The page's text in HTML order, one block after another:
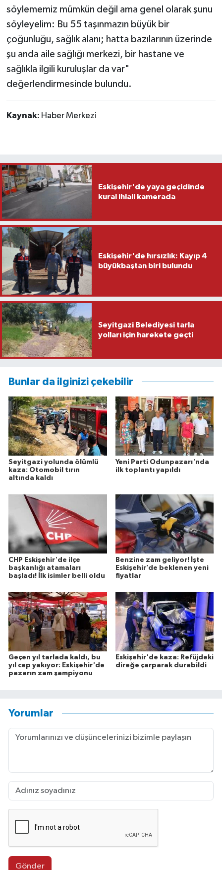
söylememiz mümkün değil ama genel olarak şunu
söyleyelim: Bu 55 taşınmazın büyük bir
çoğunluğu, sağlık alanı; hatta bazılarının üzerinde
şu anda aile sağlığı merkezi, bir hastane ve
sağlıkla ilgili kuruluşlar da var"
değerlendirmesinde bulundu.
Kaynak: Haber Merkezi
Eskişehir'de yaya geçidinde
kural ihlali kamerada
Eskişehir'de hırsızlık: Kayıp 4
büyükbaştan biri bulundu
Seyitgazi Belediyesi tarla
yolları için harekete geçti
Bunlar da ilginizi çekebilir
Seyitgazi yolunda ölümlü
kaza: Otomobil tırın
altında kaldı
Yeni Parti Odunpazarı'nda
ilk toplantı yapıldı
CHP Eskişehir'de ilçe
başkanlığı atamaları
başladı! İlk isimler belli oldu
Benzine zam geliyor! İşte
Eskişehir’de beklenen yeni
fiyatlar
Geçen yıl tarlada kaldı, bu
yıl cep yakıyor: Eskişehir'de
pazarın zam şampiyonu
Eskişehir'de kaza: Refüjdeki
direğe çarparak durabildi
Yorumlar
Gönder